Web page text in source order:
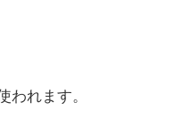
れます。